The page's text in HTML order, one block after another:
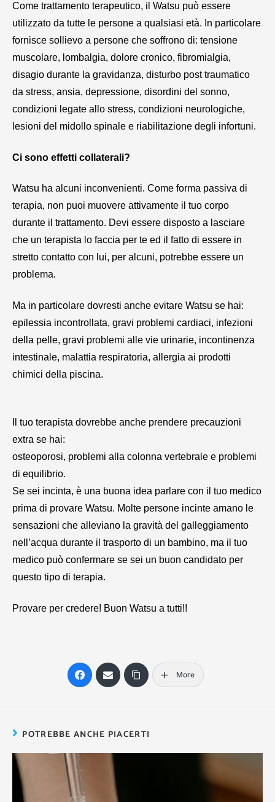
Come trattamento terapeutico, il Watsu può essere
utilizzato da tutte le persone a qualsiasi età. In particolare
fornisce sollievo a persone che soffrono di: tensione
muscolare, lombalgia, dolore cronico, fibromialgia,
disagio durante la gravidanza, disturbo post traumatico
da stress, ansia, depressione, disordini del sonno,
condizioni legate allo stress, condizioni neurologiche,
lesioni del midollo spinale e riabilitazione degli infortuni.
Ci sono effetti collaterali?
Watsu ha alcuni inconvenienti. Come forma passiva di
terapia, non puoi muovere attivamente il tuo corpo
durante il trattamento. Devi essere disposto a lasciare
che un terapista lo faccia per te ed il fatto di essere in
stretto contatto con lui, per alcuni, potrebbe essere un
problema.
Ma in particolare dovresti anche evitare Watsu se hai:
epilessia incontrollata, gravi problemi cardiaci, infezioni
della pelle, gravi problemi alle vie urinarie, incontinenza
intestinale, malattia respiratoria, allergia ai prodotti
chimici della piscina.
Il tuo terapista dovrebbe anche prendere precauzioni
extra se hai:
osteoporosi, problemi alla colonna vertebrale e problemi
di equilibrio.
Se sei incinta, è una buona idea parlare con il tuo medico
prima di provare Watsu. Molte persone incinte amano le
sensazioni che alleviano la gravità del galleggiamento
nell’acqua durante il trasporto di un bambino, ma il tuo
medico può confermare se sei un buon candidato per
questo tipo di terapia.
Provare per credere! Buon Watsu a tutti!!
More
POTREBBE ANCHE PIACERTI